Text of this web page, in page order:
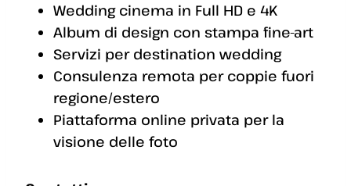
Wedding cinema in Full HD e 4K
Album di design con stampa fine-art
Servizi per destination wedding
Consulenza remota per coppie fuori
regione/estero
Piattaforma online privata per la
visione delle foto